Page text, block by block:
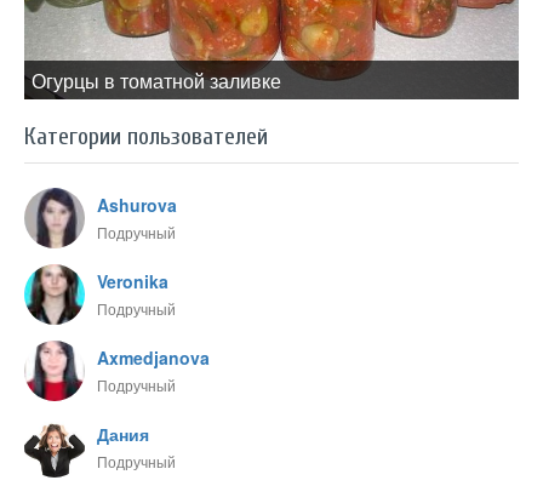
Огурцы в томатной заливке
Категории пользователей
Ashurova
Подручный
Veronika
Подручный
Axmedjanova
Подручный
Дания
Подручный